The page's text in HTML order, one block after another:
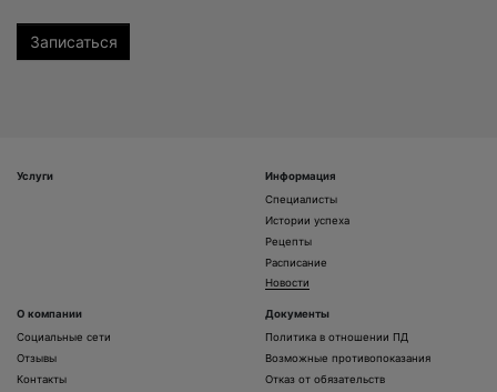
Услуги
Информация
Специалисты
Истории успеха
Рецепты
Расписание
Новости
О компании
Социальные сети
Отзывы
Контакты
Документы
Политика в отношении ПД
Возможные противопоказания
Отказ от обязательств